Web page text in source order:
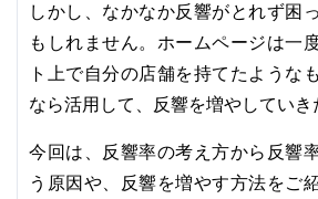
しかし、なかなか反響がとれず困
もしれません。ホームページは一
ト上で自分の店舗を持てたような
なら活用して、反響を増やしていき
今回は、反響率の考え方から反響
う原因や、反響を増やす方法をご